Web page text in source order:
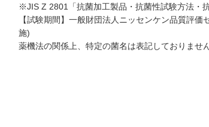
※JIS Z 2801「抗菌加工製品・抗菌性試験方法・
【試験期間】一般財団法人ニッセンケン品質評価
施)
薬機法の関係上、特定の菌名は表記しておりません